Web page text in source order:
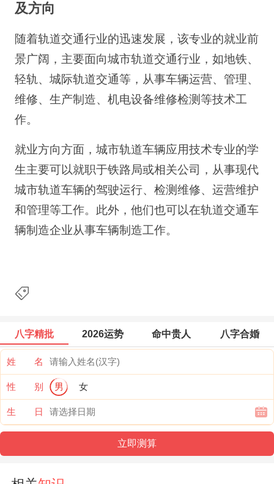
及方向
随着轨道交通行业的迅速发展，该专业的就业前
景广阔，主要面向城市轨道交通行业，如地铁、
轻轨、城际轨道交通等，从事车辆运营、管理、
维修、生产制造、机电设备维修检测等技术工
作。
就业方向方面，城市轨道车辆应用技术专业的学
生主要可以就职于铁路局或相关公司，从事现代
城市轨道车辆的驾驶运行、检测维修、运营维护
和管理等工作。此外，他们也可以在轨道交通车
辆制造企业从事车辆制造工作。
八字精批 2026运势 命中贵人 八字合婚
姓 名
性 别 男 女
生 日